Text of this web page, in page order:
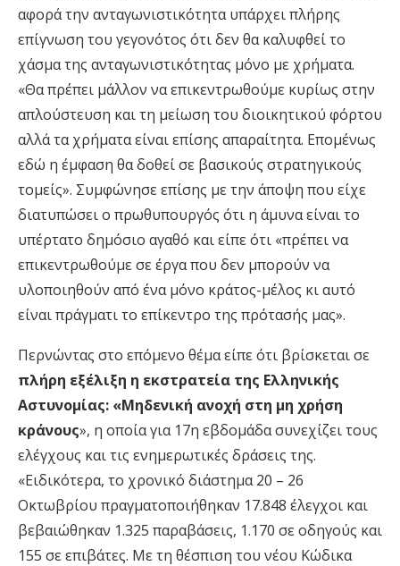
αφορά την ανταγωνιστικότητα υπάρχει πλήρης
επίγνωση του γεγονότος ότι δεν θα καλυφθεί το
χάσμα της ανταγωνιστικότητας μόνο με χρήματα.
«Θα πρέπει μάλλον να επικεντρωθούμε κυρίως στην
απλούστευση και τη μείωση του διοικητικού φόρτου
αλλά τα χρήματα είναι επίσης απαραίτητα. Επομένως
εδώ η έμφαση θα δοθεί σε βασικούς στρατηγικούς
τομείς». Συμφώνησε επίσης με την άποψη που είχε
διατυπώσει ο πρωθυπουργός ότι η άμυνα είναι το
υπέρτατο δημόσιο αγαθό και είπε ότι «πρέπει να
επικεντρωθούμε σε έργα που δεν μπορούν να
υλοποιηθούν από ένα μόνο κράτος-μέλος κι αυτό
είναι πράγματι το επίκεντρο της πρότασής μας».
Περνώντας στο επόμενο θέμα είπε ότι βρίσκεται σε
πλήρη εξέλιξη η εκστρατεία της Ελληνικής
Αστυνομίας: «Μηδενική ανοχή στη μη χρήση
κράνους», η οποία για 17η εβδομάδα συνεχίζει τους
ελέγχους και τις ενημερωτικές δράσεις της.
«Ειδικότερα, το χρονικό διάστημα 20 – 26
Οκτωβρίου πραγματοποιήθηκαν 17.848 έλεγχοι και
βεβαιώθηκαν 1.325 παραβάσεις, 1.170 σε οδηγούς και
155 σε επιβάτες. Με τη θέσπιση του νέου Κώδικα